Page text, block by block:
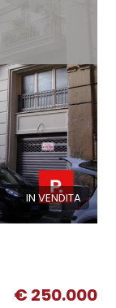
IN VENDITA
€ 250.000